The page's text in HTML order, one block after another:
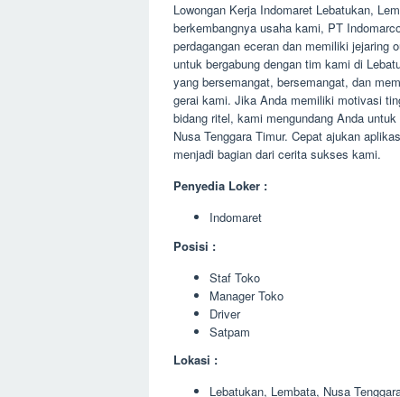
Lowongan Kerja Indomaret Lebatukan,
berkembangnya usaha kami, PT
perdagangan eceran dan memiliki jejaring
untuk bergabung dengan tim kami di
yang bersemangat, bersemangat, dan
gerai kami. Jika Anda memiliki motivasi
bidang ritel, kami mengundang Anda
Nusa Tenggara Timur. Cepat ajukan
menjadi bagian dari cerita sukses kami.
Penyedia Loker :
Indomaret
Posisi :
Staf Toko
Manager Toko
Driver
Satpam
Lokasi :
Lebatukan, Lembata, Nusa